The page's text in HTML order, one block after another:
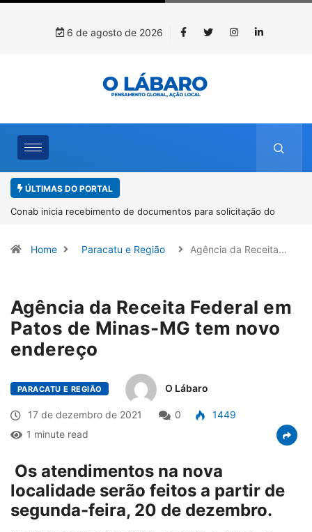
6 de agosto de 2026
ÚLTIMAS DO PORTAL
solicitação do
Workshop internacional debate futuro da
Home Paracatu e Região Agência da Receita…
Agência da Receita Federal em
Patos de Minas-MG tem novo
endereço
PARACATU E REGIÃO O Lábaro
17 de dezembro de 2021 0
1449
1 minute read
Os atendimentos na nova
localidade serão feitos a partir de
segunda-feira, 20 de dezembro.